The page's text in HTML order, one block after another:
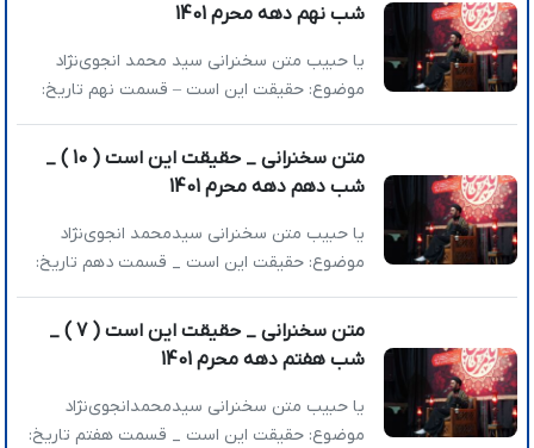
نیست »زیارت اهل قبور و شکستن توهمات
دنیامحور »تفاوت شکست و پیروزی در نگاه خدا
[…]
شب نهم دهه محرم 1401
یا حبیب متن سخنرانی سید محمد انجوی‌نژاد
موضوع: حقیقت این است – قسمت نهم تاریخ:
حقیقی چیست؟ 》اگر می‌خواهید زندگی شیرین
شود باید شاکر باشید 》تواضع توقع را صفر
می‌کند 》انصاف مقدمه عدالت‌جویی است 》
نشانه کامل عشق حقیقی چیست؟ در جلسات اول
راجع‌به حقیقتِ مزرعه […]
متن سخنرانی _ حقیقت این است ( 10 ) _
شب دهم دهه محرم 1401
یا حبیب متن سخنرانی سیدمحمد انجوی‌نژاد
موضوع: حقیقت این است _ قسمت دهم تاریخ:
است »اعتدال در سبک زندگی »اعتدال در ارتباط با
دیگران »مشکل ما کم‌گویی اخلاقی نیست، مشکل
عمل نکردن در بحران‌هاست »عزت مداری و فضای
مجازی »مؤمن اهل اعتدال است در بحث […]
متن سخنرانی _ حقیقت این است ( 7 ) _
شب هفتم دهه محرم 1401
یا حبیب متن سخنرانی سیدمحمدانجوی‌نژاد
موضوع: حقیقت این است _ قسمت هفتم تاریخ: